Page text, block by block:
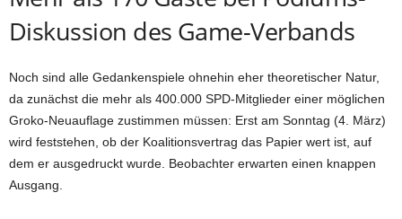
Diskussion des Game-Verbands
Noch sind alle Gedankenspiele ohnehin eher theoretischer Natur,
da zunächst die mehr als 400.000 SPD-Mitglieder einer möglichen
Groko-Neuauflage zustimmen müssen: Erst am Sonntag (4. März)
wird feststehen, ob der Koalitionsvertrag das Papier wert ist, auf
dem er ausgedruckt wurde. Beobachter erwarten einen knappen
Ausgang.